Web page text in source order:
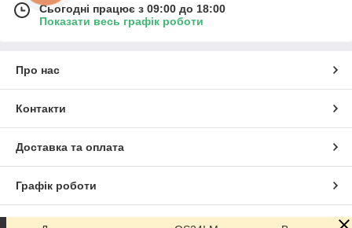
Сьогодні працює з 09:00 до 18:00
Показати весь графік роботи
Про нас
Контакти
Доставка та оплата
Графік роботи
Повна версія сайту